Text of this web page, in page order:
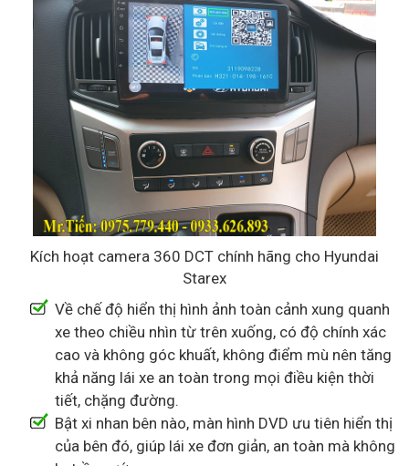
Kích hoạt camera 360 DCT chính hãng cho Hyundai
Starex
Về chế độ hiển thị hình ảnh toàn cảnh xung quanh
xe theo chiều nhìn từ trên xuống, có độ chính xác
cao và không góc khuất, không điểm mù nên tăng
khả năng lái xe an toàn trong mọi điều kiện thời
tiết, chặng đường.
Bật xi nhan bên nào, màn hình DVD ưu tiên hiển thị
của bên đó, giúp lái xe đơn giản, an toàn mà không